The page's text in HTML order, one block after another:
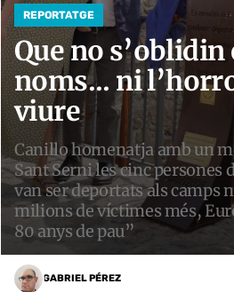
REPORTATGE
Que no s’oblidin
noms... ni
viure
Canillo homenatja amb un
Sant Serni les cinc persones
van ser deportats als camps
milions de víctimes més,
80 anys de pau”
GABRIEL PÉREZ